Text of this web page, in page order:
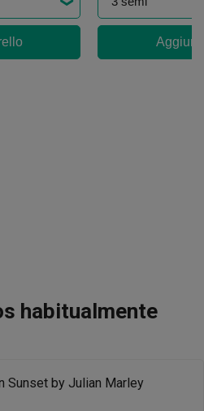
habitualmente
Sunset by Julian Marley